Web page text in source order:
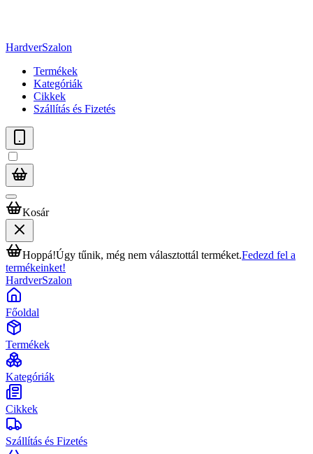
HardverSzalon
Termékek
Kategóriák
Cikkek
Szállítás és Fizetés
Kosár
Hoppá!Úgy tűnik, még nem választottál terméket.Fedezd fel a
termékeinket!
HardverSzalon
Főoldal
Termékek
Kategóriák
Cikkek
Szállítás és Fizetés